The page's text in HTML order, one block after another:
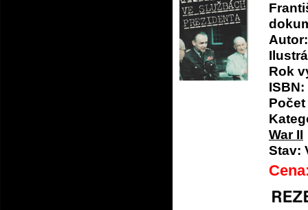
Autor:
Rok
ISBN:
War II
Stav: